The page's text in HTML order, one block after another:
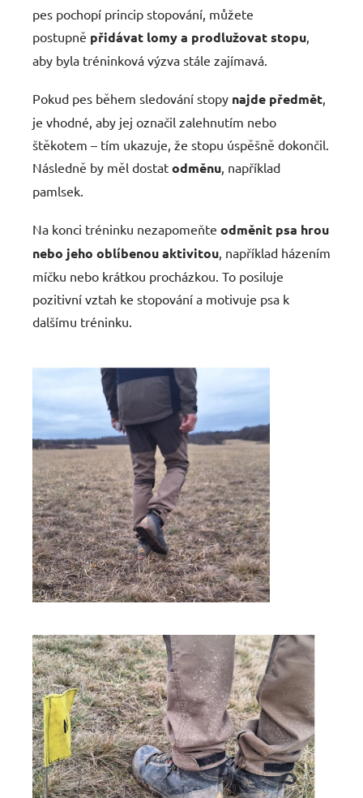
pes pochopí princip stopování, můžete
postupně přidávat lomy a prodlužovat stopu
aby byla tréninková výzva stále zajímavá.
Pokud pes během sledování stopy najde předmět
je vhodné, aby jej označil zalehnutím nebo
štěkotem – tím ukazuje, že stopu úspěšně dokončil.
Následně by měl dostat odměnu , například
pamlsek.
Na konci tréninku nezapomeňte odměnit psa hrou
nebo jeho oblíbenou aktivitou , například házením
míčku nebo krátkou procházkou. To posiluje
pozitivní vztah ke stopování a motivuje psa k
dalšímu tréninku.